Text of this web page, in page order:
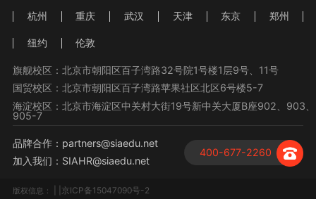
杭州 重庆 武汉 天津 东京 郑州
纽约 伦敦
旗舰校区：北京市朝阳区百子湾路32号院1号楼1层9号、11号
国贸校区：北京市朝阳区百子湾路苹果社区北区6号楼5-7
海淀校区：北京市海淀区中关村大街19号新中关大厦B座902、903、
905-7
400-677-2260
品牌合作：partners@siaedu.net
加入我们：SIAHR@siaedu.net
版权信息： | |京ICP备15047090号-2